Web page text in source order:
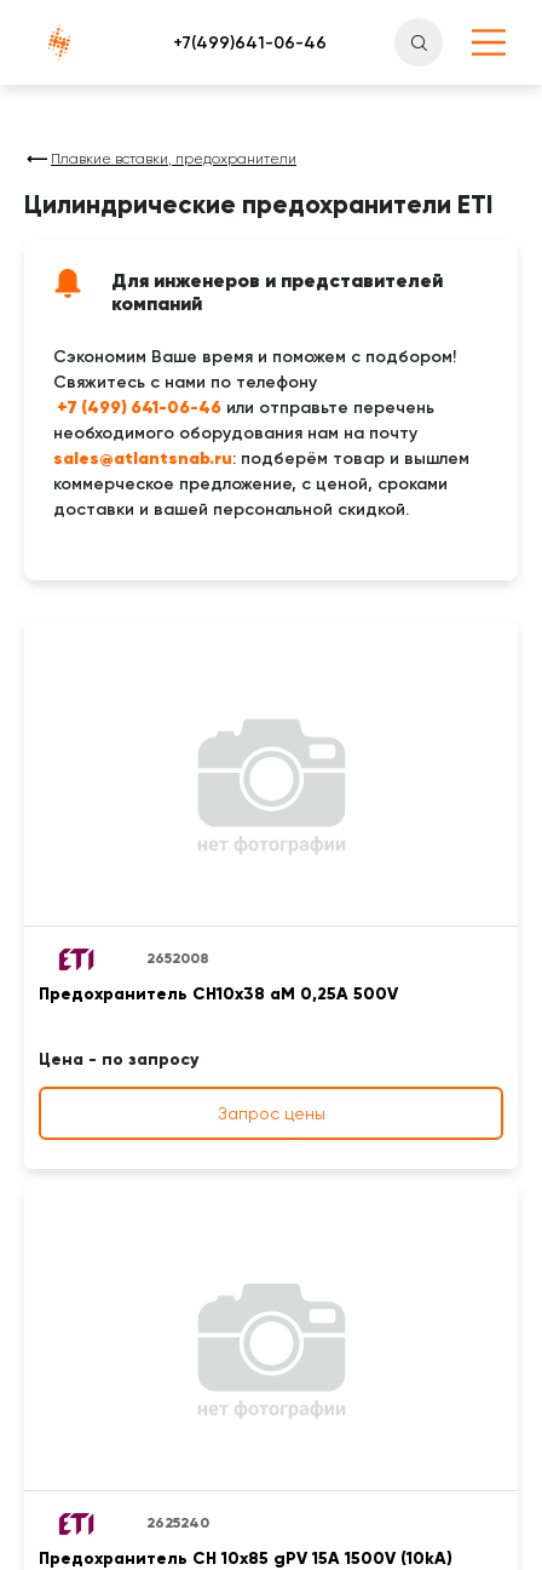
Атлантснаб
Плавкие вставки, предохранители
Цилиндрические предохранители ETI
Для инженеров и представителей
компаний
Сэкономим Ваше время и поможем с подбором!
Свяжитесь с нами по телефону
+7 (499) 641-06-46 или отправьте перечень
необходимого оборудования нам на почту
sales@atlantsnab.ru: подберём товар и вышлем
коммерческое предложение, с ценой, сроками
доставки и вашей персональной скидкой.
2652008
Предохранитель CH10x38 aM 0,25A 500V
Цена - по запросу
Запрос цены
2625240
Предохранитель CH 10x85 gPV 15A 1500V (10kA)